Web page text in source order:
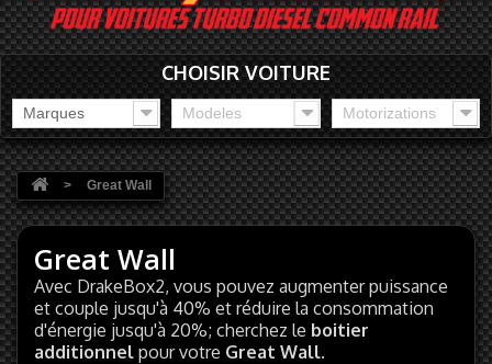
CHOISIR VOITURE
Marques Modeles Motorizations
> Great Wall
Great Wall
Avec DrakeBox2, vous pouvez augmenter puissance
et couple jusqu'à 40% et réduire la consommation
d'énergie jusqu'à 20%; cherchez le boitier
additionnel pour votre Great Wall.